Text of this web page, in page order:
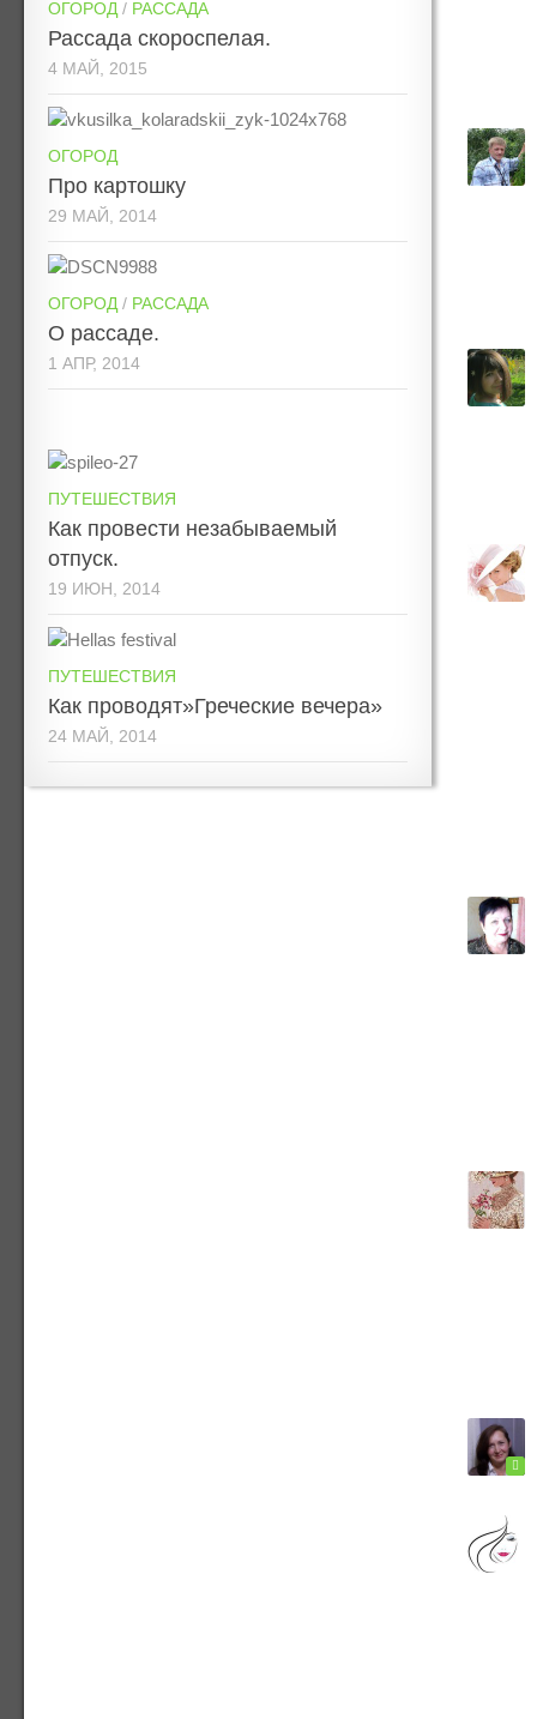
ОГОРОД / РАССАДА
Рассада скороспелая.
4 МАЙ, 2015
ОГОРОД
Про картошку
29 МАЙ, 2014
ОГОРОД / РАССАДА
О рассаде.
1 АПР, 2014
ПУТЕШЕСТВИЯ
Как провести незабываемый
отпуск.
19 ИЮН, 2014
ПУТЕШЕСТВИЯ
Как проводят»Греческие вечера»
24 МАЙ, 2014